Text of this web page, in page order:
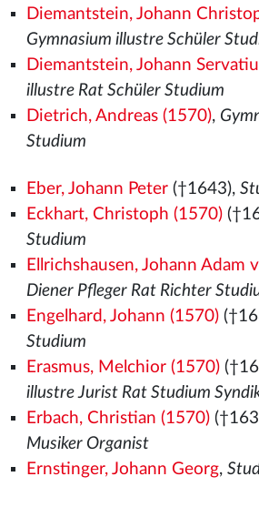
Diemantstein, Johann
Gymnasium illustre Schüler
Diemantstein, Johann
illustre Rat Schüler Studium
Dietrich, Andreas (1570),
Studium
Eber, Johann Peter(†1643),
Eckhart, Christoph (1570)
Studium
Ellrichshausen, Johann Adam
Diener Pfleger Rat Richter
Engelhard, Johann (1570)
Studium
Erasmus, Melchior (1570)
illustre Jurist Rat Studium
Erbach, Christian (1570)
Musiker Organist
Ernstinger, Johann Georg,